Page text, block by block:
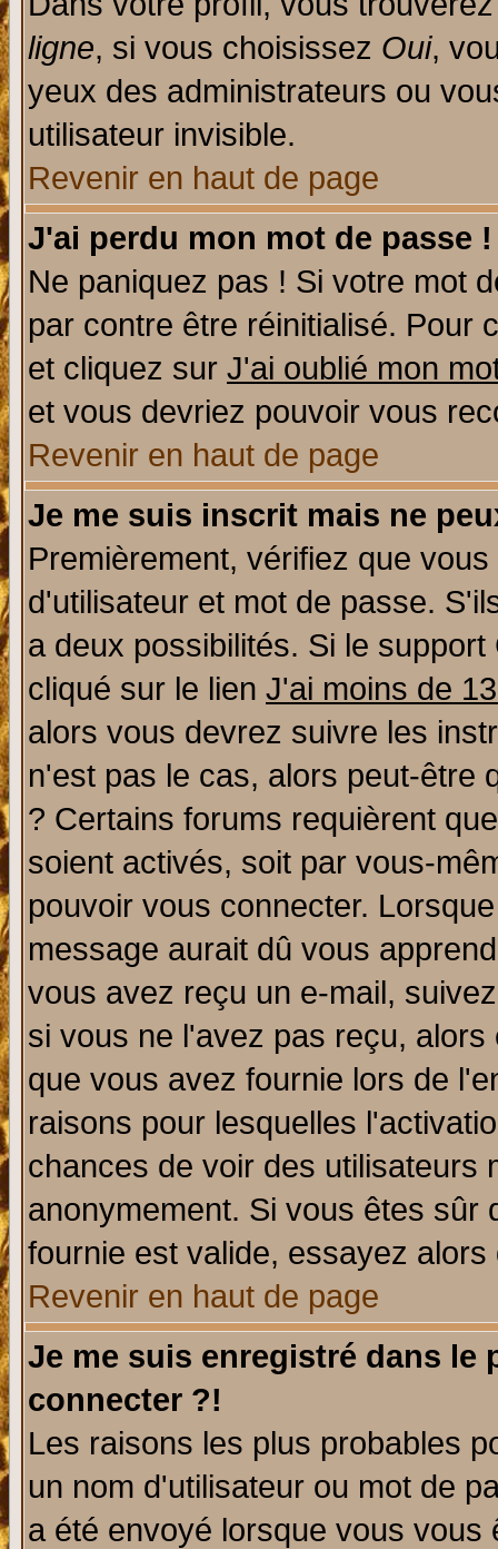
ligne, si vous choisissez Oui,
yeux des administrateurs ou
utilisateur invisible.
Revenir en haut de page
J'ai perdu mon mot de passe !
Ne paniquez pas ! Si votre mot
par contre être réinitialisé. Pour
et cliquez sur J'ai oublié mon
et vous devriez pouvoir vous
Revenir en haut de page
Je me suis inscrit mais ne
Premièrement, vérifiez que
d'utilisateur et mot de passe.
a deux possibilités. Si le
cliqué sur le lien J'ai moins de
alors vous devrez suivre les
n'est pas le cas, alors peut-être
? Certains forums requièrent
soient activés, soit par vous-
pouvoir vous connecter.
message aurait dû vous
vous avez reçu un e-mail,
si vous ne l'avez pas reçu,
que vous avez fournie lors de
raisons pour lesquelles
chances de voir des utilisateurs
anonymement. Si vous êtes sûr
fournie est valide, essayez
Revenir en haut de page
Je me suis enregistré dans le
connecter ?!
Les raisons les plus probables
un nom d'utilisateur ou mot de
a été envoyé lorsque vous